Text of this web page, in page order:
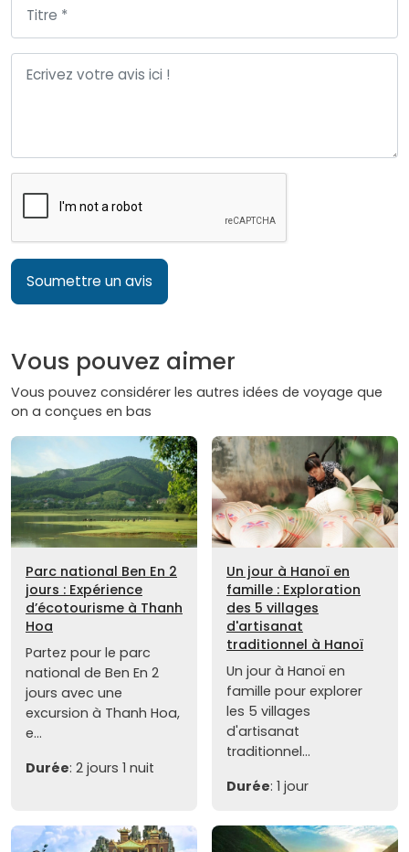
Soumettre un avis
Vous pouvez aimer
Vous pouvez considérer les autres idées de voyage que
on a conçues en bas
Parc national Ben En 2
jours : Expérience
d’écotourisme à Thanh
Hoa
Partez pour le parc
national de Ben En 2
jours avec une
excursion à Thanh Hoa,
e...
Durée: 2 jours 1 nuit
Un jour à Hanoï en
famille : Exploration
des 5 villages
d'artisanat
traditionnel à Hanoï
Un jour à Hanoï en
famille pour explorer
les 5 villages
d'artisanat
traditionnel...
Durée: 1 jour